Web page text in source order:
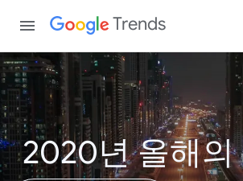
Trends
2020년 올해의